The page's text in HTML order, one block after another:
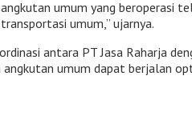
umum yang beroperasi
umum,” ujarnya.
antara PT Jasa Raharja
umum dapat berjalan